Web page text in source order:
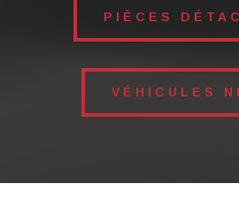
PIÈCES
VÉHICULES